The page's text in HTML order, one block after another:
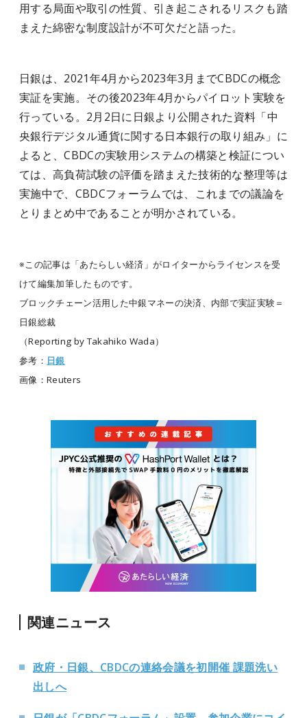
用する局面や取引の性質、引き起こされるリスクも踏
まえた綿密な制度設計が不可欠だと語った。
日銀は、2021年4月から2023年3月までCBDCの概念
実証を実施。その後2023年4月からパイロット実験を
行っている。2月2日に日銀より公開された資料「中
央銀行デジタル通貨に関する日本銀行の取り組み」に
よると、CBDCの実験用システムの構築と検証につい
ては、高負荷試験の評価を踏まえた技術的な整理等は
実施中で、CBDCフォーラムでは、これまでの議論を
とりまとめ中であることが明かされている。
※この記事は「あたらしい経済」がロイターからライセンスを受
けて編集加筆したものです。
ブロックチェーン活用した中銀マネーの決済、内部で実証実験＝
日銀総裁
（Reporting by Takahiko Wada）
参考： 日銀
画像：Reuters
関連ニュース
政府・日銀、CBDCの連絡会議を初開催 課題洗い
出しへ